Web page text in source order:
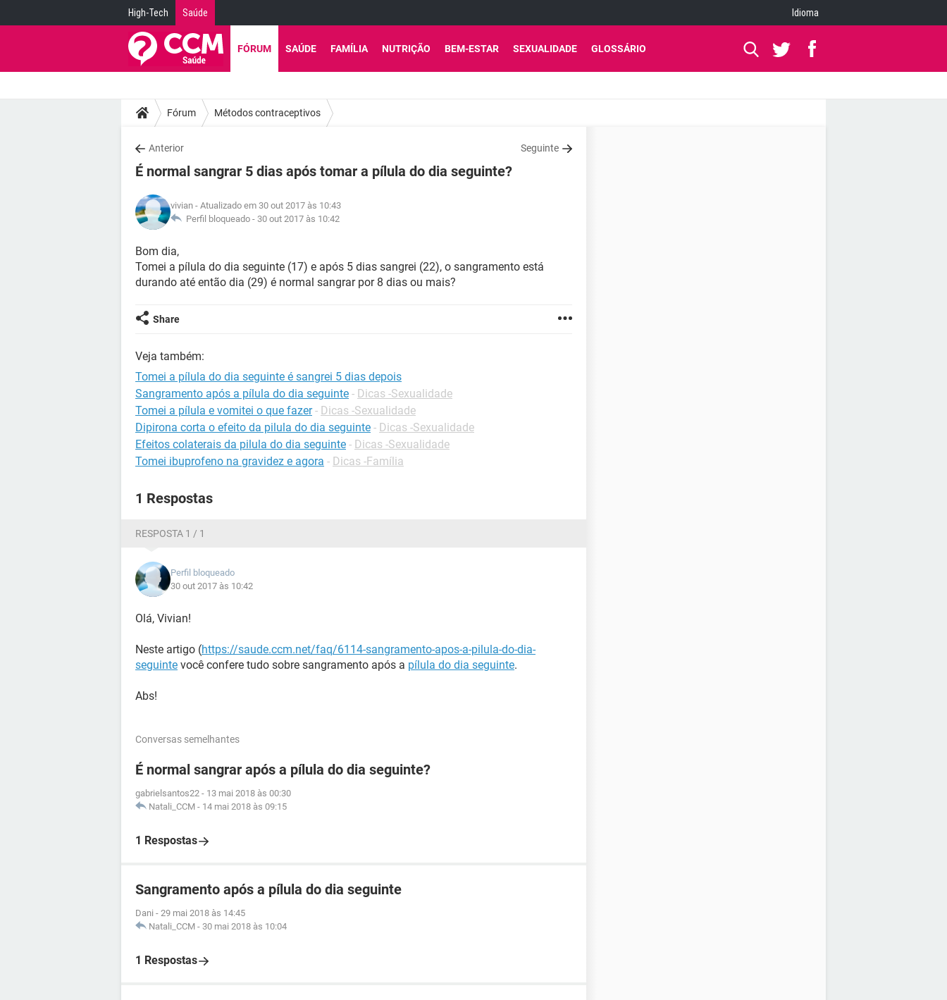
High-Tech Saúde Idioma
FÓRUM SAÚDE FAMÍLIA NUTRIÇÃO BEM-ESTAR SEXUALIDADE GLOSSÁRIO
Fórum Métodos contraceptivos
Anterior Seguinte
É normal sangrar 5 dias após tomar a pílula do dia seguinte?
vivian - Atualizado em 30 out 2017 às 10:43
Perfil bloqueado - 30 out 2017 às 10:42
Bom dia,
Tomei a pílula do dia seguinte (17) e após 5 dias sangrei (22), o sangramento está
durando até então dia (29) é normal sangrar por 8 dias ou mais?
Share
Veja também:
Tomei a pílula do dia seguinte é sangrei 5 dias depois
Sangramento após a pílula do dia seguinte - Dicas -Sexualidade
Tomei a pílula e vomitei o que fazer - Dicas -Sexualidade
Dipirona corta o efeito da pilula do dia seguinte - Dicas -Sexualidade
Efeitos colaterais da pilula do dia seguinte - Dicas -Sexualidade
Tomei ibuprofeno na gravidez e agora - Dicas -Família
1 Respostas
RESPOSTA 1 / 1
Perfil bloqueado
30 out 2017 às 10:42
Olá, Vivian!
Neste artigo (https://saude.ccm.net/faq/6114-sangramento-apos-a-pilula-do-dia-
seguinte você confere tudo sobre sangramento após a pílula do dia seguinte.
Abs!
Conversas semelhantes
É normal sangrar após a pílula do dia seguinte?
gabrielsantos22 - 13 mai 2018 às 00:30
Natali_CCM - 14 mai 2018 às 09:15
1 Respostas
Sangramento após a pílula do dia seguinte
Dani - 29 mai 2018 às 14:45
Natali_CCM - 30 mai 2018 às 10:04
1 Respostas